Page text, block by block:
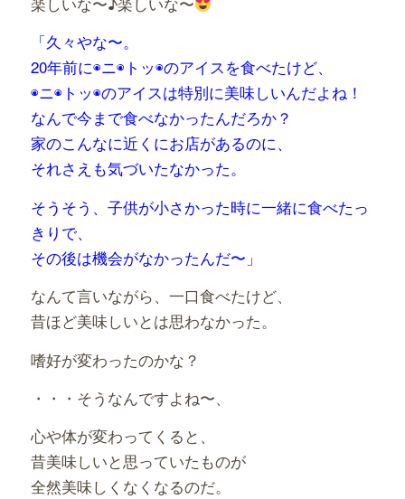
「久々やな〜。
20年前に◉ニ◉トッ◉のアイスを食べたけど、
◉ニ◉トッ◉のアイスは特別に美味しいんだよね！
なんで今まで食べなかったんだろか？
家のこんなに近くにお店があるのに、
それさえも気づいたなかった。
そうそう、子供が小さかった時に一緒に食べたっ
きりで、
その後は機会がなかったんだ〜」
なんて言いながら、一口食べたけど、
昔ほど美味しいとは思わなかった。
嗜好が変わったのかな？
・・・そうなんですよね〜、
心や体が変わってくると、
昔美味しいと思っていたものが
全然美味しくなくなるのだ。